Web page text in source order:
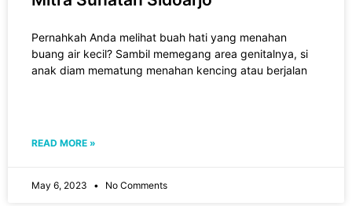
Pernahkah Anda melihat buah hati yang menahan
buang air kecil? Sambil memegang area genitalnya, si
anak diam mematung menahan kencing atau berjalan
READ MORE »
May 6, 2023 No Comments